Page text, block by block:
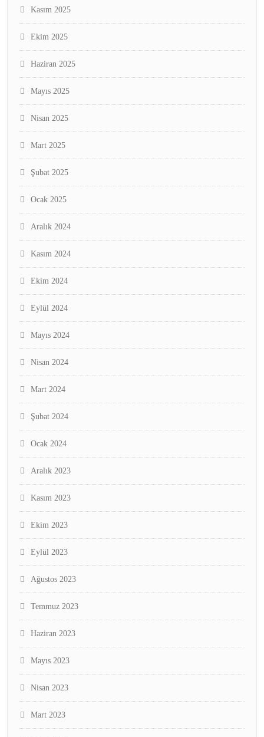
Kasım 2025
Ekim 2025
Haziran 2025
Mayıs 2025
Nisan 2025
Mart 2025
Şubat 2025
Ocak 2025
Aralık 2024
Kasım 2024
Ekim 2024
Eylül 2024
Mayıs 2024
Nisan 2024
Mart 2024
Şubat 2024
Ocak 2024
Aralık 2023
Kasım 2023
Ekim 2023
Eylül 2023
Ağustos 2023
Temmuz 2023
Haziran 2023
Mayıs 2023
Nisan 2023
Mart 2023